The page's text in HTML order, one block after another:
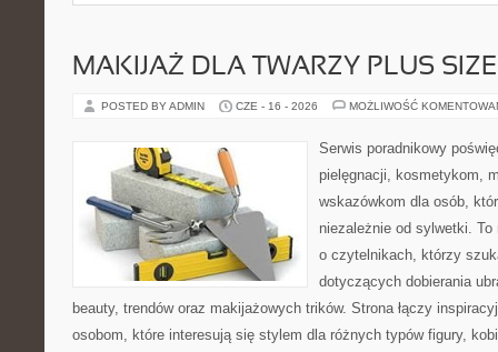
MAKIJAŻ DLA TWARZY PLUS SIZE
POSTED BY ADMIN CZE - 16 - 2026 MOŻLIWOŚĆ
Serwis poradnikowy
pielęgnacji, kosmetykom,
wskazówkom dla osób,
niezależnie od sylwetki.
o czytelnikach, którzy
dotyczących dobierania
beauty, trendów oraz makijażowych trików. Strona łączy
osobom, które interesują się stylem dla różnych typów figury,